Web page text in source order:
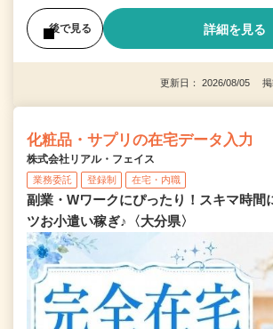
後で見る 詳細を見る
更新日： 2026/08/05 掲
化粧品・サプリの在宅データ入力
株式会社リアル・フェイス
業務委託 登録制 在宅・内職
副業・Wワークにぴったり！スキマ時間
ツお小遣い稼ぎ♪〈大分県〉